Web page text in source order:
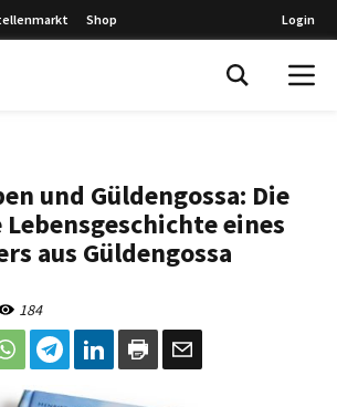
Shop Login
und Güldengossa: Die
eines
aus Güldengossa
184